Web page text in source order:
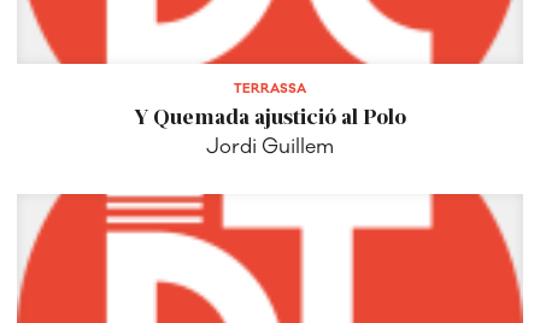
TERRASSA
Y Quemada ajustició al Polo
Jordi Guillem